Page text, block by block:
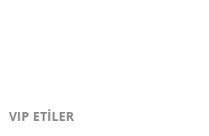
VIP ETILER